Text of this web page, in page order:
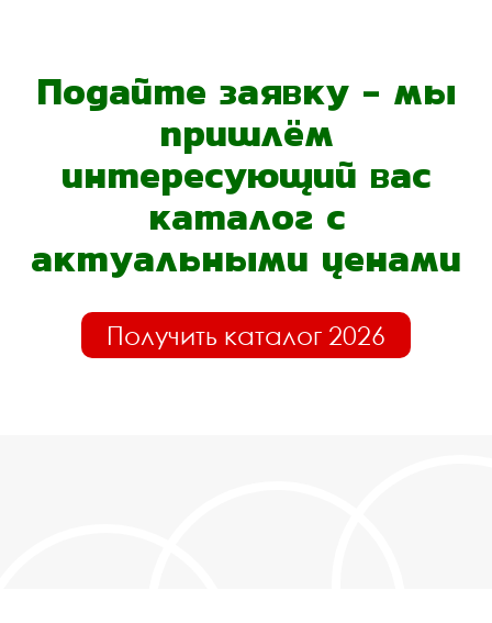
Подайте заявку - мы
пришлём
интересующий вас
каталог с
актуальными ценами
Получить каталог 2026